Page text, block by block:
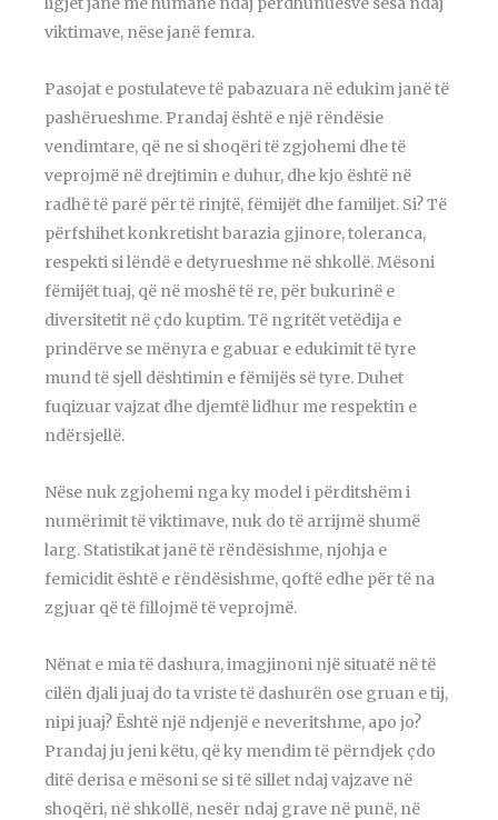
viktimave, nëse janë femra.
Pasojat e postulateve të pabazuara në edukim janë të
pashërueshme. Prandaj është e një rëndësie
vendimtare, që ne si shoqëri të zgjohemi dhe të
veprojmë në drejtimin e duhur, dhe kjo është në
radhë të parë për të rinjtë, fëmijët dhe familjet. Si? Të
përfshihet konkretisht barazia gjinore, toleranca,
respekti si lëndë e detyrueshme në shkollë. Mësoni
fëmijët tuaj, që në moshë të re, për bukurinë e
diversitetit në çdo kuptim. Të ngritët vetëdija e
prindërve se mënyra e gabuar e edukimit të tyre
mund të sjell dështimin e fëmijës së tyre. Duhet
fuqizuar vajzat dhe djemtë lidhur me respektin e
ndërsjellë.
Nëse nuk zgjohemi nga ky model i përditshëm i
numërimit të viktimave, nuk do të arrijmë shumë
larg. Statistikat janë të rëndësishme, njohja e
femicidit është e rëndësishme, qoftë edhe për të na
zgjuar që të fillojmë të veprojmë.
Nënat e mia të dashura, imagjinoni një situatë në të
cilën djali juaj do ta vriste të dashurën ose gruan e tij,
nipi juaj? Është një ndjenjë e neveritshme, apo jo?
Prandaj ju jeni këtu, që ky mendim të përndjek çdo
ditë derisa e mësoni se si të sillet ndaj vajzave në
shoqëri, në shkollë, nesër ndaj grave në punë, në